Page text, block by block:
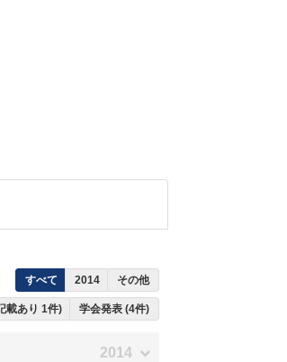
すべて 2014 その他
載あり 1件) 学会発表 (4件)
2014